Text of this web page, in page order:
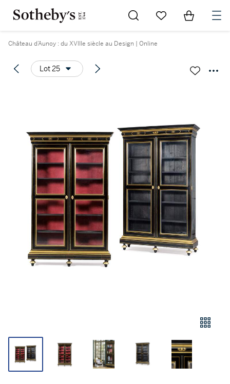
Go to My Favorites
Items in
Château d’Aunoy : du XVIIIe siècle au Design | Online
Lot 25